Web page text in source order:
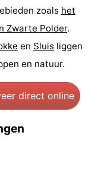
zoals het
Zwarte Polder.
en Sluis liggen
en natuur.
direct online